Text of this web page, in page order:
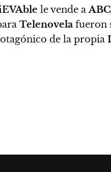
le vende aABC
Telenovela fueron
de la propia